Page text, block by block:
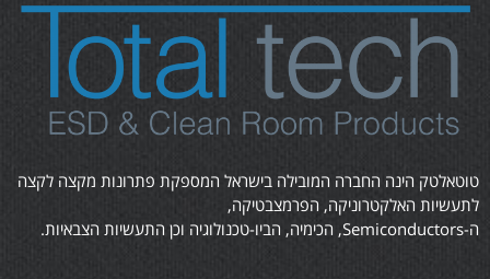
טוטאלטק הינה החברה המובילה בישראל המספקת פתרונות מקצה לקצה
לתעשיות האלקטרוניקה, הפרמצבטיקה,
ה-Semiconductors, הכימיה, הביו-טכנולוגיה וכן התעשיות הצבאיות.